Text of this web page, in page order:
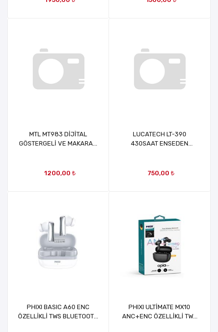
MTL MT983 DİJİTAL
GÖSTERGELİ VE MAKARALI
1200,00 ₺
LUCATECH LT-390
430SAAT ENSEDEN
750,00 ₺
PHIXI BASIC A60 ENC
ÖZELLİKLİ TWS BLUETOOTH
PHIXI ULTİMATE MX10
ANC+ENC ÖZELLİKLİ TWS